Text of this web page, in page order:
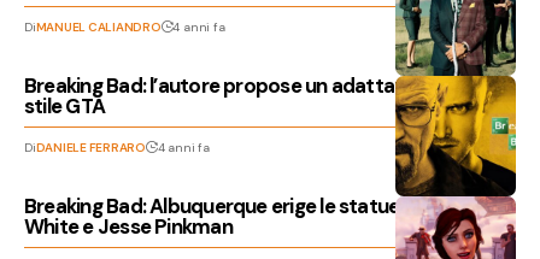
DiMANUEL CALIANDRO 4 anni fa
Breaking Bad: l’autore propose un adattamento in
stile GTA
DiDANIELE FERRARO 4 anni fa
Breaking Bad: Albuquerque erige le statue di Walter
White e Jesse Pinkman